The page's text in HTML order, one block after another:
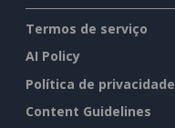
Termos de serviço
AI Policy
Política de privacidade
Content Guidelines